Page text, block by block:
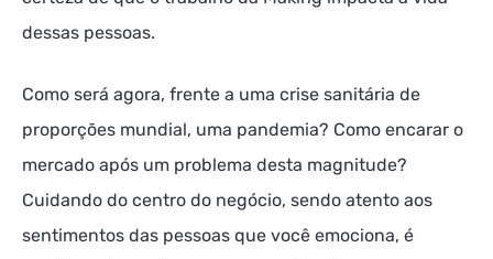
dessas pessoas.
Como será agora, frente a uma crise sanitária de
proporções mundial, uma pandemia? Como encarar o
mercado após um problema desta magnitude?
Cuidando do centro do negócio, sendo atento aos
sentimentos das pessoas que você emociona, é